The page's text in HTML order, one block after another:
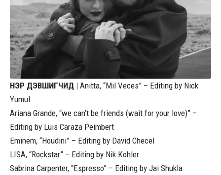
НЭР ДЭВШИГЧИД | Anitta, “Mil Veces” – Editing by Nick
Yumul
Ariana Grande, “we can’t be friends (wait for your love)” –
Editing by Luis Caraza Peimbert
Eminem, “Houdini” – Editing by David Checel
LISA, “Rockstar” – Editing by Nik Kohler
Sabrina Carpenter, “Espresso” – Editing by Jai Shukla